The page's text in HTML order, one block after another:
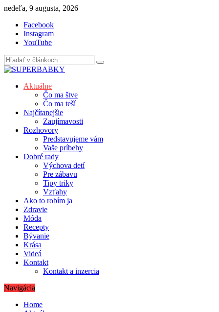
Skip
content
nedeľa, 9 augusta, 2026
Facebook
Instagram
YouTube
Aktuálne
Čo ma štve
Čo ma teší
Najčítanejšie
Zaujímavosti
Rozhovory
Predstavujeme vám
Vaše príbehy
Dobré rady
Výchova detí
Pre zábavu
Tipy triky
Vzťahy
Ako to robím ja
Zdravie
Móda
Recepty
Bývanie
Krása
Videá
Kontakt
Kontakt a inzercia
Navigácia
Home